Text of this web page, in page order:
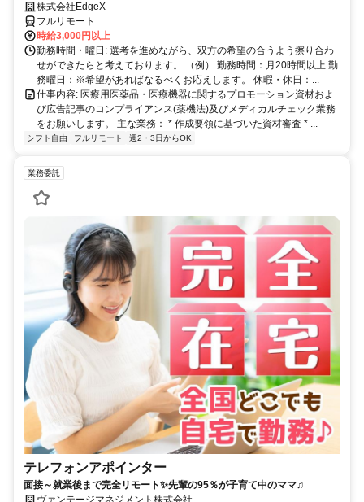
株式会社EdgeX
フルリモート
時給3,000円以上
勤務時間・曜日: 選考を進めながら、双方の希望の合うよう擦り合わ
せができたらと考えております。 （例） 勤務時間：月20時間以上 勤
務曜日：※希望があればなるべくお応えします。 休暇・休日：...
仕事内容: 医療用医薬品・医療機器に関するプロモーション資材およ
び広告記事のコンプライアンス(薬機法)及びメディカルチェック業務
をお願いします。 主な業務： * 作成要領に基づいた資材審査 * ...
シフト自由 フルリモート 週2・3日からOK
業務委託
テレフォンアポインター
面接～就業後まで完全リモート✨先輩の95％が子育て中のママ♫
ヴァンテージマネジメント株式会社